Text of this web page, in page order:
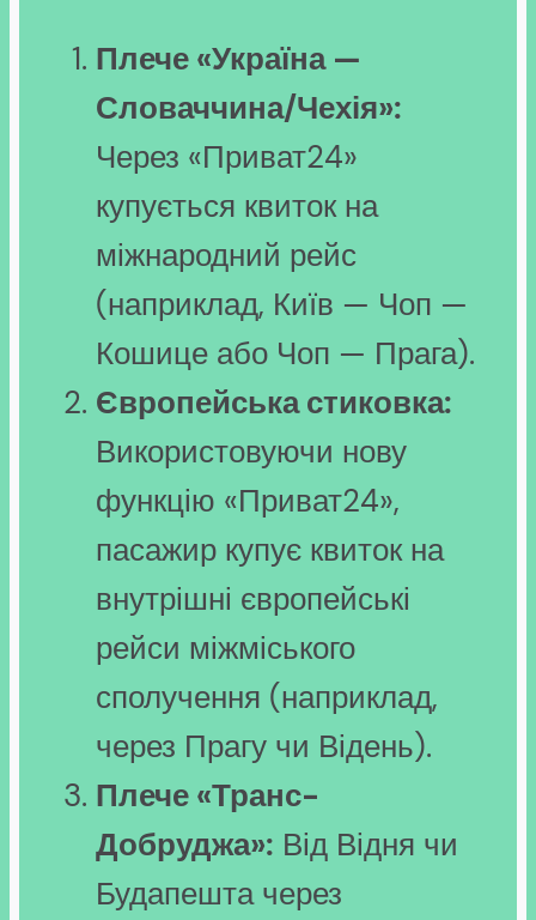
Плече «Україна —
Словаччина/Чехія»:
Через «Приват24»
купується квиток на
міжнародний рейс
(наприклад, Київ — Чоп —
Кошице або Чоп — Прага).
Європейська стиковка:
Використовуючи нову
функцію «Приват24»,
пасажир купує квиток на
внутрішні європейські
рейси міжміського
сполучення (наприклад,
через Прагу чи Відень).
Плече «Транс-
Добруджа»: Від Відня чи
Будапешта через